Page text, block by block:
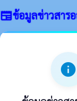
newspaperข้อมูลข่าวสาร
info